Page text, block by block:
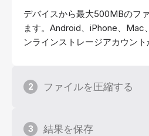
デバイスから最大500MBのフ
ます。Android、iPhone、Mac
ンラインストレージアカウント
2 ファイルを圧縮する
3 結果を保存